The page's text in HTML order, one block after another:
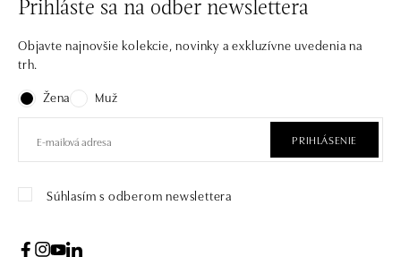
Prihláste sa na odber newslettera
Objavte najnovšie kolekcie, novinky a exkluzívne uvedenia na
trh.
Žena
Muž
PRIHLÁSENIE
Súhlasím s odberom newslettera